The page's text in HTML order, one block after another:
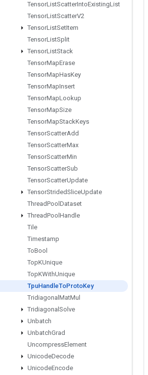
TensorListScatterIntoExistingList
TensorListScatterV2
TensorListSetItem
TensorListSplit
TensorListStack
TensorMapErase
TensorMapHasKey
TensorMapInsert
TensorMapLookup
TensorMapSize
TensorMapStackKeys
TensorScatterAdd
TensorScatterMax
TensorScatterMin
TensorScatterSub
TensorScatterUpdate
TensorStridedSliceUpdate
ThreadPool Dataset
ThreadPool Handle
Tile
Timestamp
ToBool
TopKUnique
TopKWithUnique
TpuHandleToProtoKey
Tridiagonal MatMul
Tridiagonal Solve
Unbatch
UnbatchGrad
UncompressElement
UnicodeDecode
UnicodeEncode